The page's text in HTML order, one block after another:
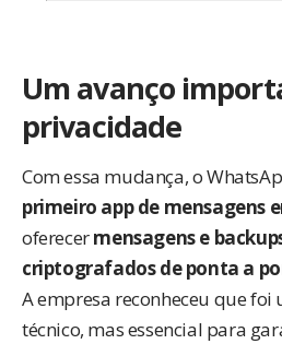
Um avanço
privacidade
Com essa mudança, o
primeiro app de mensagens
oferecermensagens e
criptografados de ponta a
A empresa reconheceu que
técnico, mas essencial para